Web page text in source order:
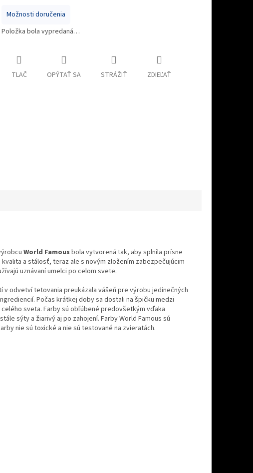
Možnosti doručenia
Položka bola vypredaná…
TLAČ OPÝTAŤ SA STRÁŽIŤ ZDIEĽAŤ
World Famous bola vytvorená tak, aby splnila prísne
kvalita a stálosť, teraz ale s novým zložením zabezpečujúcim
uznávaní umelci po celom svete.
v odvetví tetovania preukázala vášeň pre výrobu jedinečných
Počas krátkej doby sa dostali na špičku medzi
sveta. Farby sú obľúbené predovšetkým vďaka
sýty a žiarivý aj po zahojení. Farby World Famous sú
nie sú toxické a nie sú testované na zvieratách.